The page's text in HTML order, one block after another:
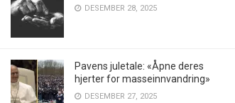
DESEMBER 28, 2025
Pavens juletale: «Åpne deres
hjerter for masseinnvandring»
DESEMBER 27, 2025